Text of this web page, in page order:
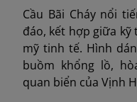
Cầu Bãi Cháy nổi
đáo, kết hợp giữa
mỹ tinh tế. Hình
buồm khổng lồ,
quan biển của Vịnh